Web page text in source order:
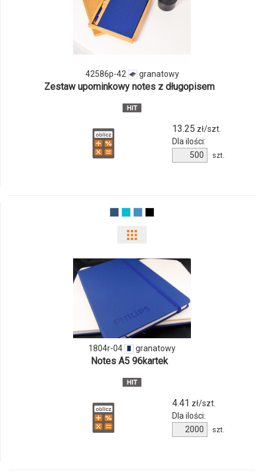
produktu
42586p-
42586p-42 granatowy
Zestaw upominkowy notes z długopisem
13.25 zł/szt.
Dla ilości:
produktu
szt.
odmiany
produktu
1804r-
04
1804r-04 granatowy
Notes A5 96kartek
4.41 zł/szt.
Dla ilości:
Ilość
produktu
szt.